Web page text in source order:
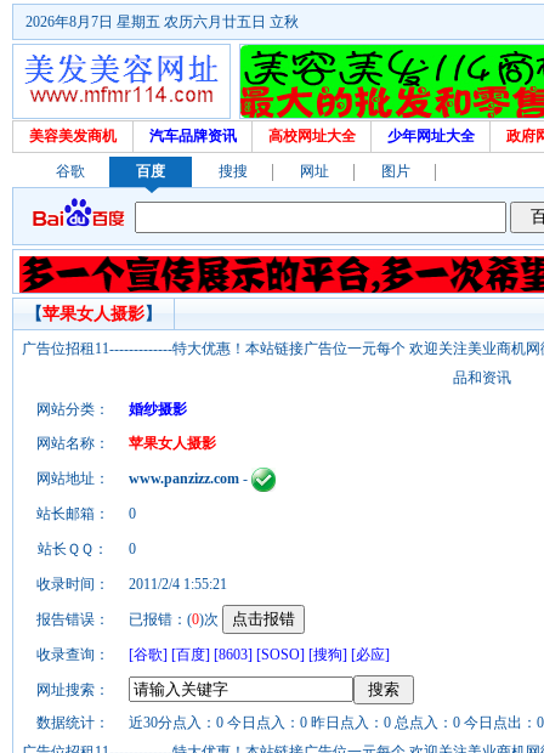
2026年8月7日 星期五 农历六月廿五日 立秋
美容美发商机 汽车品牌资讯 高校网址大全 少年网址大全 政府
谷歌 百度 搜搜 网址 图片
【苹果女人摄影】
广告位招租11-------------特大优惠！本站链接广告位一元每个 欢迎关注美业商机
品和资讯
网站分类：
婚纱摄影
网站名称：
苹果女人摄影
网站地址： www.panzizz.com -
站长邮箱： 0
站长ＱＱ： 0
收录时间： 2011/2/4 1:55:21
报告错误： 已报错：(0)次
收录查询： [谷歌] [百度] [8603] [SOSO] [搜狗] [必应]
网址搜索：
数据统计：
近30分点入：0 今日点入：0 昨日点入：0 总点入：0 今日点出：